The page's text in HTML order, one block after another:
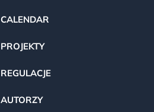
CALENDAR
PROJEKTY
REGULACJE
AUTORZY